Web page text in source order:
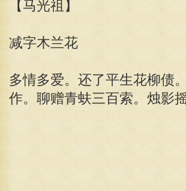
【马光祖】
减字木兰花
多情多爱。还了平生花柳债
作。聊赠青蚨三百索。烛影